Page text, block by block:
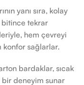
yanı sıra, kolay
bitince tekrar
hem çevreyi
konfor sağlarlar.
bardaklar, sıcak
deneyim sunar